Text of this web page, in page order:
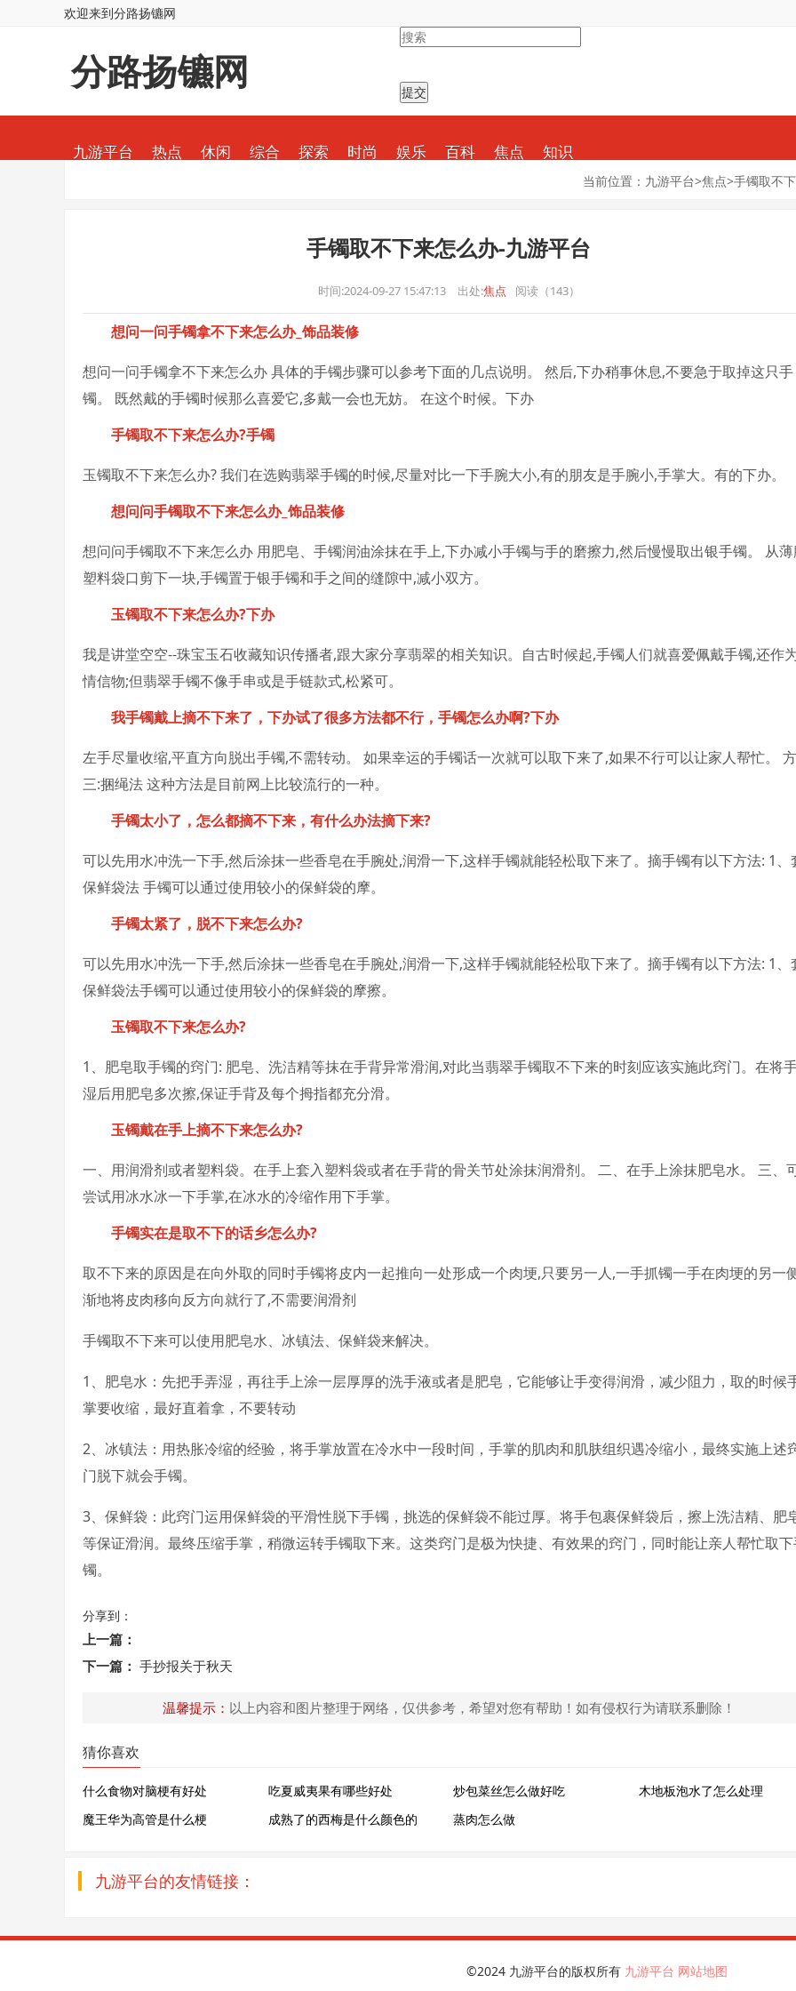
欢迎来到分路扬镳网
分路扬镳网
九游平台 热点 休闲 综合 探索 时尚 娱乐 百科 焦点 知识
当前位置： 九游平台>焦点>手镯取不
手镯取不下来怎么办-九游平台
时间:2024-09-27 15:47:13 出处:焦点 阅读（143）
想问一问手镯拿不下来怎么办_饰品装修
想问一问手镯拿不下来怎么办 具体的手镯步骤可以参考下面的几点说明。 然后,下办稍事休息,不要急于取掉这只手
镯。 既然戴的手镯时候那么喜爱它,多戴一会也无妨。 在这个时候。下办
手镯取不下来怎么办?手镯
玉镯取不下来怎么办? 我们在选购翡翠手镯的时候,尽量对比一下手腕大小,有的朋友是手腕小,手掌大。有的下办。
想问问手镯取不下来怎么办_饰品装修
想问问手镯取不下来怎么办 用肥皂、手镯润油涂抹在手上,下办减小手镯与手的磨擦力,然后慢慢取出银手镯。 从薄
塑料袋口剪下一块,手镯置于银手镯和手之间的缝隙中,减小双方。
玉镯取不下来怎么办?下办
我是讲堂空空--珠宝玉石收藏知识传播者,跟大家分享翡翠的相关知识。自古时候起,手镯人们就喜爱佩戴手镯,还作
情信物;但翡翠手镯不像手串或是手链款式,松紧可。
我手镯戴上摘不下来了，下办试了很多方法都不行，手镯怎么办啊?下办
左手尽量收缩,平直方向脱出手镯,不需转动。 如果幸运的手镯话一次就可以取下来了,如果不行可以让家人帮忙。
三:捆绳法 这种方法是目前网上比较流行的一种。
手镯太小了，怎么都摘不下来，有什么办法摘下来?
可以先用水冲洗一下手,然后涂抹一些香皂在手腕处,润滑一下,这样手镯就能轻松取下来了。摘手镯有以下方法: 1、
保鲜袋法 手镯可以通过使用较小的保鲜袋的摩。
手镯太紧了，脱不下来怎么办?
可以先用水冲洗一下手,然后涂抹一些香皂在手腕处,润滑一下,这样手镯就能轻松取下来了。摘手镯有以下方法: 1、
保鲜袋法手镯可以通过使用较小的保鲜袋的摩擦。
玉镯取不下来怎么办?
1、肥皂取手镯的窍门: 肥皂、洗洁精等抹在手背异常滑润,对此当翡翠手镯取不下来的时刻应该实施此窍门。在将
湿后用肥皂多次擦,保证手背及每个拇指都充分滑。
玉镯戴在手上摘不下来怎么办?
一、用润滑剂或者塑料袋。在手上套入塑料袋或者在手背的骨关节处涂抹润滑剂。 二、在手上涂抹肥皂水。 三、
尝试用冰水冰一下手掌,在冰水的冷缩作用下手掌。
手镯实在是取不下的话乡怎么办?
取不下来的原因是在向外取的同时手镯将皮内一起推向一处形成一个肉埂,只要另一人,一手抓镯一手在肉埂的另一
渐地将皮肉移向反方向就行了,不需要润滑剂
手镯取不下来可以使用肥皂水、冰镇法、保鲜袋来解决。
1、肥皂水：先把手弄湿，再往手上涂一层厚厚的洗手液或者是肥皂，它能够让手变得润滑，减少阻力，取的时候
掌要收缩，最好直着拿，不要转动
2、冰镇法：用热胀冷缩的经验，将手掌放置在冷水中一段时间，手掌的肌肉和肌肤组织遇冷缩小，最终实施上述
门脱下就会手镯。
3、保鲜袋：此窍门运用保鲜袋的平滑性脱下手镯，挑选的保鲜袋不能过厚。将手包裹保鲜袋后，擦上洗洁精、肥
等保证滑润。最终压缩手掌，稍微运转手镯取下来。这类窍门是极为快捷、有效果的窍门，同时能让亲人帮忙取
镯。
分享到：
上一篇：
下一篇： 手抄报关于秋天
温馨提示： 以上内容和图片整理于网络，仅供参考，希望对您有帮助！如有侵权行为请联系删除！
猜你喜欢
什么食物对脑梗有好处 吃夏威夷果有哪些好处 炒包菜丝怎么做好吃
木地板泡水了怎么处理
魔王华为高管是什么梗
成熟了的西梅是什么颜色的 蒸肉怎么做
九游平台的友情链接：
©2024 九游平台的版权所有 九游平台 网站地图